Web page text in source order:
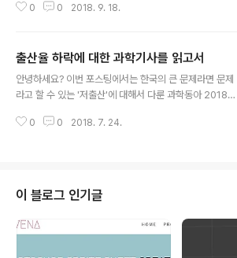
과정에서 생기는 문제라는 것을 이야기하고 있습니다. 한
는 이 알고리즘에 대해서 그다지 배운적이 없다고 생각을
습니다. 우선 이 책의 1장을 보면, 우리는 이미 초등학교때
부터 알고리즘에 대해서 배우기를 시작했다는 것을 언급하
고 있는데, 정작 도형의 넓이나 부피를 구하고, 이런 것을
만 했지, 여기서 핵심이 되는 알고리즘에 대한 것을 전혀 배
0 0 2018. 9. 18.
출산율 하락에 대한 과학기사를 읽고서
안녕하세요? 이번 포스팅에서는 한국의 큰 문제라면 문제
라고 할 수 있는 '저출산'에 대해서 다룬 과학동아 2018년
니다. 우선 이 기사에 대한 전체적인 감상을 말하고자 하면,
되는 평균 자녀의 수가 1.05명이라는 사상 최저치를 경신
한 현실을 이야기 합니다. 물론 대한민국 정부도 완전히 바
보는 아니라서, 2006년에서 2015년까지 80조원이라는
어마어마한 예산을 투입하였다고 합니다. 여기서 기사에는
0 0 2018. 7. 24.
이 블로그 인기글